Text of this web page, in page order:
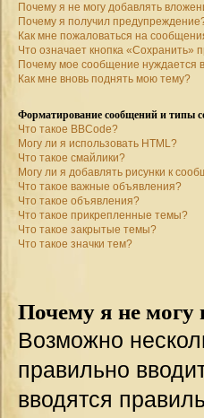
Почему я не могу добавлять
Почему я получил
Как мне пожаловаться на
Что означает кнопка «Сохранить»
Почему мое сообщение нуждается
Как мне вновь поднять мою тему?
Форматирование сообщений и типы
Что такое BBCode?
Могу ли я использовать HTML?
Что такое смайлики?
Могу ли я добавлять рисунки к
Что такое важные объявления?
Что такое объявления?
Что такое прикрепленные темы?
Что такое закрытые темы?
Что такое значки тем?
Почему я не
Возможно
правильно
вводятся